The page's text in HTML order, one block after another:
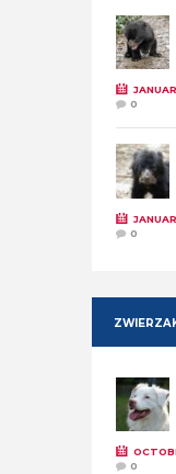
0
0
0